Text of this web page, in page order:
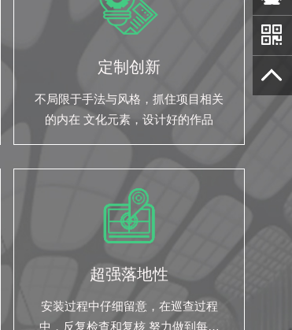
定制创新
不局限于手法与风格，抓住项目相关
的内在 文化元素，设计好的作品
超强落地性
安装过程中仔细留意，在巡查过程
中，反复检查和复核 努力做到每一